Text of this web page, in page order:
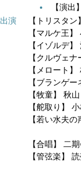
【演
出演
【トリスタ
【マルケ王】
【イゾルデ】
【クルヴェ
【メロート】
【ブランゲー
【牧童】秋
【舵取り】
【若い水夫
【合唱】
二
【管弦楽】